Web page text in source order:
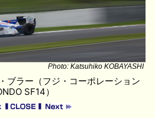
Photo: Katsuhiko KOBAYASHI
ブラー（フジ・コーポレーション
SF14）